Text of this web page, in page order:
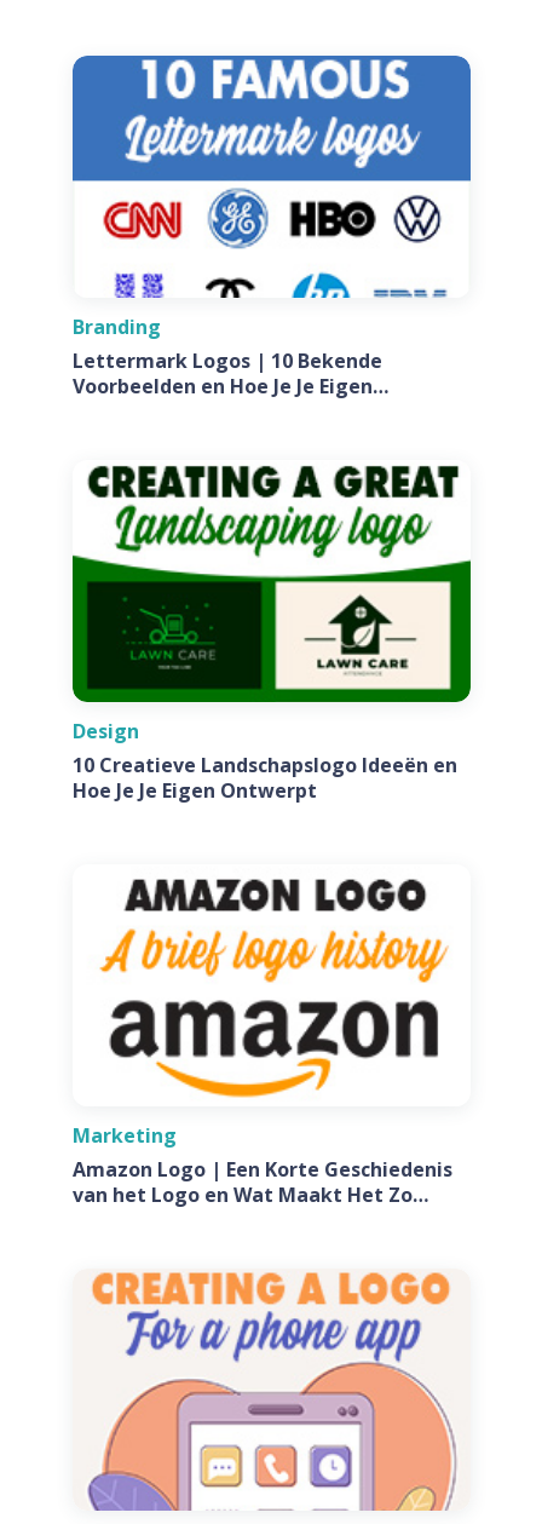
Branding
Lettermark Logos | 10 Bekende
Voorbeelden en Hoe Je Je Eigen
Design
10 Creatieve Landschapslogo Ideeën en
Hoe Je Je Eigen Ontwerpt
Marketing
Amazon Logo | Een Korte Geschiedenis
van het Logo en Wat Maakt Het Zo